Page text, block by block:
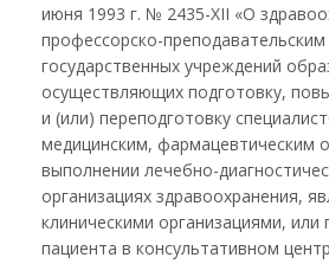
июня 1993 г. № 2435-XII «О
профессорско-
государственных учреждений
осуществляющих подготовку,
и (или) переподготовку
медицинским, фармацевтическим
выполнении лечебно-
организациях здравоохранения,
клиническими организациями, или
пациента в консультативном